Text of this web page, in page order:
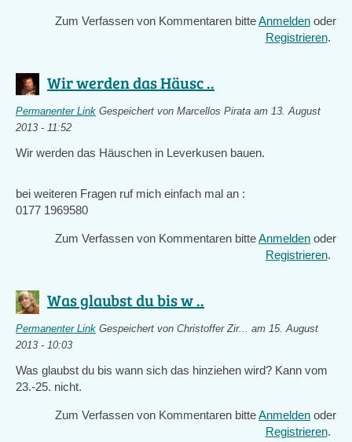
Zum Verfassen von Kommentaren bitteAnmelden oder
Registrieren.
Wir werden das Häusc ..
Permanenter Link Gespeichert von Marcellos Pirata am 13. August
2013 - 11:52
Wir werden das Häuschen in Leverkusen bauen.
bei weiteren Fragen ruf mich einfach mal an :
0177 1969580
Zum Verfassen von Kommentaren bitteAnmelden oder
Registrieren.
Was glaubst du bis w ..
Permanenter Link Gespeichert von Christoffer Zir... am 15. August
2013 - 10:03
Was glaubst du bis wann sich das hinziehen wird? Kann vom
23.-25. nicht.
Zum Verfassen von Kommentaren bitteAnmelden oder
Registrieren.